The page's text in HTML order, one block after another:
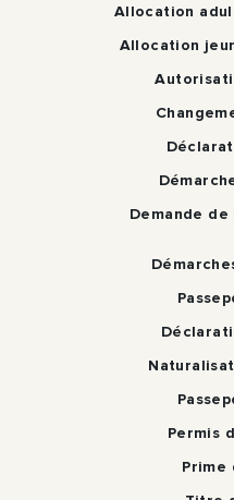
Allocation
Allocation
Demande
Permis
Prime